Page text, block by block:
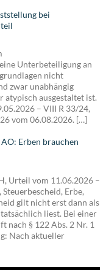
bei
Unterbeteiligung an
nicht
zwar unabhängig
atypisch ausgestaltet ist.
– VIII R 33/24,
vom 06.08.2026. […]
Erben brauchen
Urteil vom 11.06.2026 –
Erbe,
gilt nicht erst dann als
liest. Bei einer
nach § 122 Abs. 2 Nr. 1
Nach aktueller